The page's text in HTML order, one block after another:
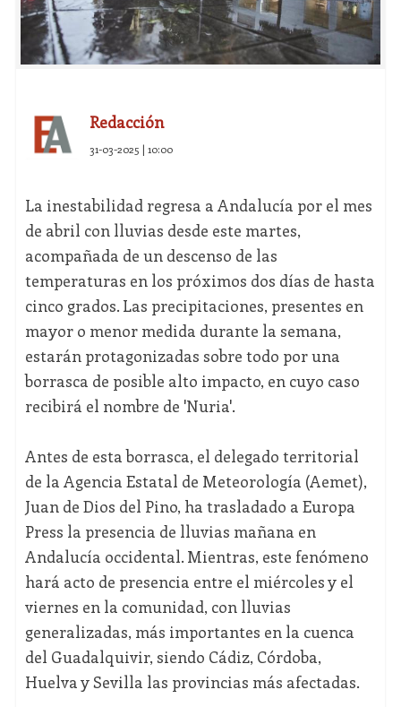
Redacción
31-03-2025 | 10:00
La inestabilidad regresa a Andalucía por el mes
de abril con lluvias desde este martes,
acompañada de un descenso de las
temperaturas en los próximos dos días de hasta
cinco grados. Las precipitaciones, presentes en
mayor o menor medida durante la semana,
estarán protagonizadas sobre todo por una
borrasca de posible alto impacto, en cuyo caso
recibirá el nombre de 'Nuria'.
Antes de esta borrasca, el delegado territorial
de la Agencia Estatal de Meteorología (Aemet),
Juan de Dios del Pino, ha trasladado a Europa
Press la presencia de lluvias mañana en
Andalucía occidental. Mientras, este fenómeno
hará acto de presencia entre el miércoles y el
viernes en la comunidad, con lluvias
generalizadas, más importantes en la cuenca
del Guadalquivir, siendo Cádiz, Córdoba,
Huelva y Sevilla las provincias más afectadas.